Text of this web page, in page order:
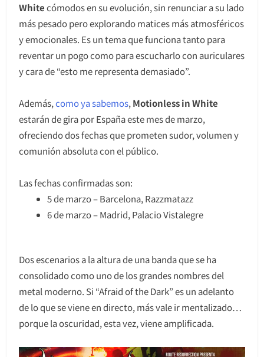
Whitecómodos en su evolución, sin renunciar a su lado
más pesado pero explorando matices más atmosféricos
y emocionales. Es un tema que funciona tanto para
reventar un pogo como para escucharlo con auriculares
y cara de “esto me representa demasiado”.
Además,como ya sabemos, Motionless in White
estarán de gira por España este mes de marzo,
ofreciendo dos fechas que prometen sudor, volumen y
comunión absoluta con el público.
Las fechas confirmadas son:
5 de marzo – Barcelona, Razzmatazz
6 de marzo – Madrid, Palacio Vistalegre
Dos escenarios a la altura de una banda que se ha
consolidado como uno de los grandes nombres del
metal moderno. Si “Afraid of the Dark” es un adelanto
de lo que se viene en directo, más vale ir mentalizado…
porque la oscuridad, esta vez, viene amplificada.